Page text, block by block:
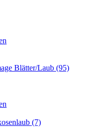
Blätter/Laub (95)
(7)